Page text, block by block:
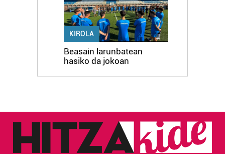
KIROLA
Beasain larunbatean
hasiko da jokoan